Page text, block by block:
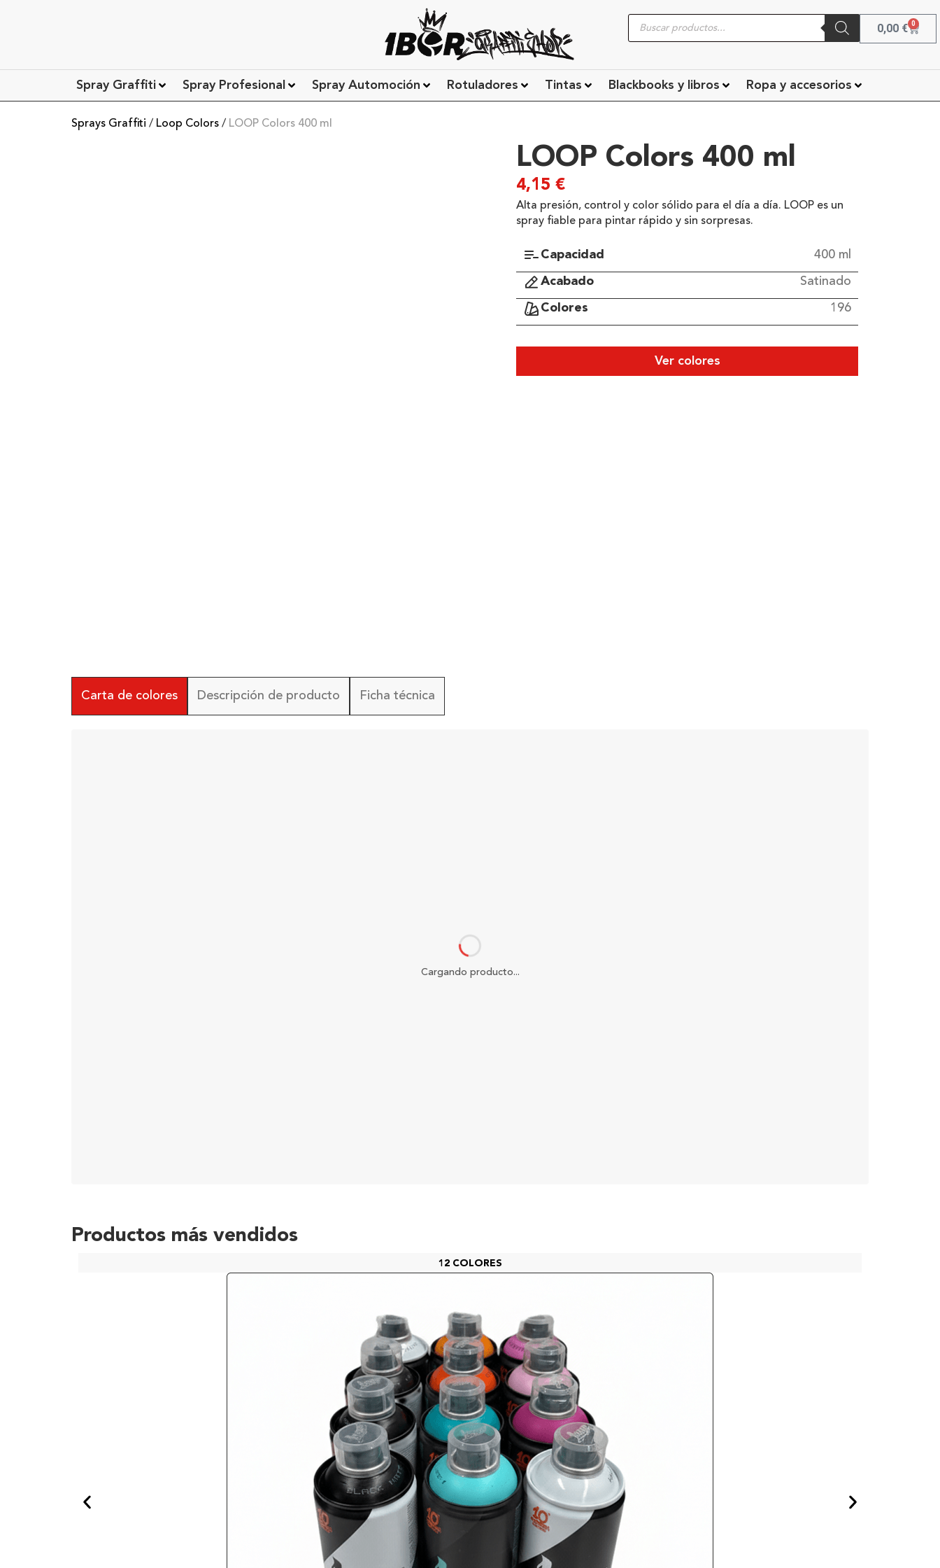
0,00 € 0
Spray Graffiti Spray Profesional Spray Automoción Rotuladores Tintas Blackbooks y libros Ropa y accesorios
Sprays Graffiti / Loop Colors / LOOP Colors 400 ml
LOOP Colors 400 ml
4,15€
Alta presión, control y color sólido para el día a día. LOOP es un
spray fiable para pintar rápido y sin sorpresas.
Capacidad 400 ml
Acabado Satinado
Colores 196
Ver colores
Carta de colores Descripción de producto Ficha técnica
Cargando producto...
Productos más vendidos
12 COLORES